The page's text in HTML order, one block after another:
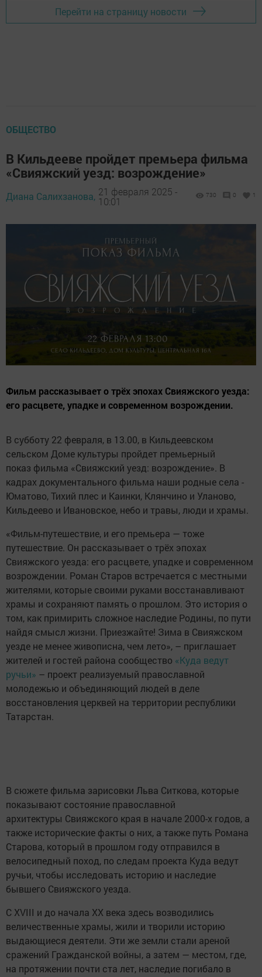
Перейти на страницу новости
ОБЩЕСТВО
В Кильдееве пройдет премьера фильма
«Свияжский уезд: возрождение»
Диана Салихзанова, 21 февраля 2025 -
10:01
730 0 1
Фильм рассказывает о трёх эпохах Свияжского уезда:
его расцвете, упадке и современном возрождении.
В субботу 22 февраля, в 13.00, в Кильдеевском
сельском Доме культуры пройдет премьерный
показ фильма «Свияжский уезд: возрождение». В
кадрах документального фильма наши родные села -
Юматово, Тихий плес и Каинки, Клянчино и Уланово,
Кильдеево и Ивановское, небо и травы, люди и храмы.
«Фильм-путешествие, и его премьера — тоже
путешествие. Он рассказывает о трёх эпохах
Свияжского уезда: его расцвете, упадке и современном
возрождении. Роман Старов встречается с местными
жителями, которые своими руками восстанавливают
храмы и сохраняют память о прошлом. Это история о
том, как примирить сложное наследие Родины, по пути
найдя смысл жизни. Приезжайте! Зима в Свияжском
уезде не менее живописна, чем лето», – приглашает
жителей и гостей района сообщество «Куда ведут
ручьи» – проект реализуемый православной
молодежью и объединяющий людей в деле
восстановления церквей на территории республики
Татарстан.
В сюжете фильма зарисовки Льва Ситкова, которые
показывают состояние православной
архитектуры Свияжского края в начале 2000-х годов, а
также исторические факты о них, а также путь Романа
Старова, который в прошлом году отправился в
велосипедный поход, по следам проекта Куда ведут
ручьи, чтобы исследовать историю и наследие
бывшего Свияжского уезда.
С XVIII и до начала XX века здесь возводились
величественные храмы, жили и творили историю
выдающиеся деятели. Эти же земли стали ареной
сражений Гражданской войны, а затем — местом, где,
на протяжении почти ста лет, наследие погибало в